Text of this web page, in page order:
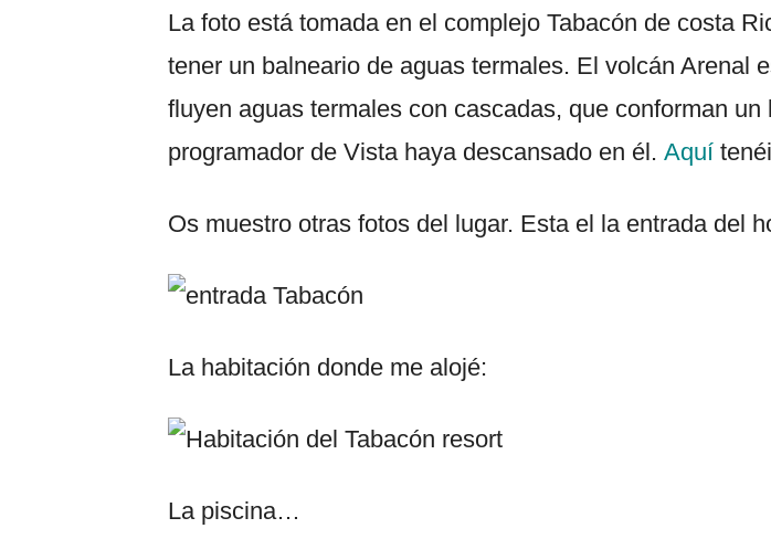
La foto está tomada en el complejo Tabacón de costa
tener un balneario de aguas termales. El volcán Arenal
fluyen aguas termales con cascadas, que conforman
programador de Vista haya descansado en él. Aquí
Os muestro otras fotos del lugar. Esta el la entrada del
La habitación donde me alojé:
La piscina…